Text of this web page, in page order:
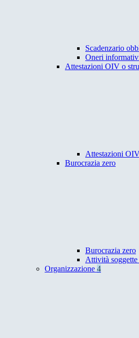
Scadenzario
Oneri
Attestazioni OIV o
Attestazioni
Burocrazia zero
Burocrazia zero
Attività
Organizzazione 4